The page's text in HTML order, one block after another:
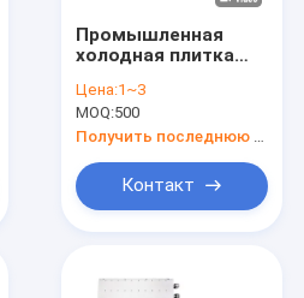
Промышленная
холодная плитка
высокоточные
электронные
устройства на заказ
Цена:1~3
MOQ:500
Контакт